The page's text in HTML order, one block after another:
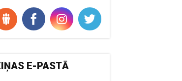
E-PASTĀ